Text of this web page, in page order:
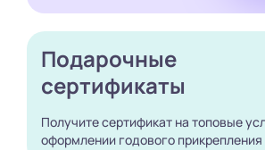
Подарочные
сертификаты
Получите сертификат на топовые
оформлении годового прикрепления